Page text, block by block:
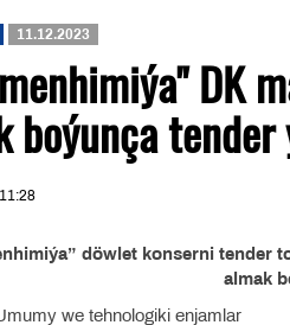
11.12.2023
DK
boýunça
döwlet konserni tender
almak
we tehnologiki enjamlar